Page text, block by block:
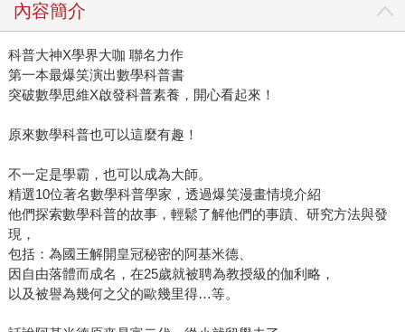
內容簡介
科普大神X學界大咖 聯名力作
第一本最爆笑演出數學科普書
突破數學思維X啟發科普素養，開心看起來！
原來數學科普也可以這麼有趣！
不一定是學霸，也可以成為大師。
精選10位著名數學科普學家，透過爆笑漫畫情境介紹
他們探索數學科普的故事，輕鬆了解他們的事蹟、研究方法與發
現，
包括：為國王解開皇冠秘密的阿基米德、
因自由落體而成名，在25歲就被聘為教授級的伽利略，
以及被譽為幾何之父的歐幾里得…等。